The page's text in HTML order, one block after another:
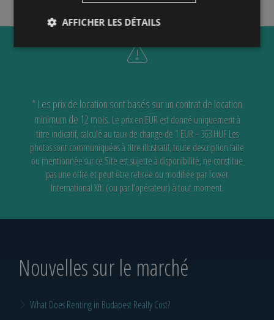
* Les prix de location sont basés sur un contrat de location
minimum de 12 mois. Le prix en EUR est donné uniquement à
titre indicatif, calculé au taux de change de 1 EUR = 363 HUFLes
photos sont communiquées à titre illustratif, toute description faite
ou mentionnée sur ce Site est sujette à disponibilité,ne constitue
pas une offre et peut être retirée ou modifiée par Tower
International Kft. (ou par l'opérateur) à tout moment.
Nouvelles sur le marché
What Does Renting in Budapest Really Cost?
AFFICHER LES DÉTAILS